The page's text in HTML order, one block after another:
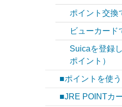
ポイント交換
ビューカード
Suicaを登録
ポイント）
■ポイントを使う
■JRE POINTカ